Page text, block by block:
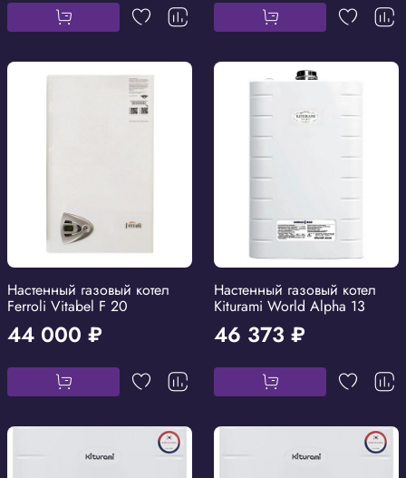
Настенный газовый котел
Ferroli Vitabel F 20
44 000 ₽
Настенный газовый котел
Kiturami World Alpha 13
46 373 ₽